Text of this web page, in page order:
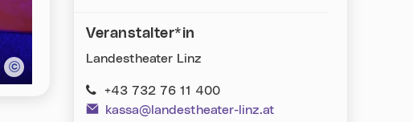
Veranstalter*in
Landestheater Linz
+43 732 76 11 400
kassa@landestheater-linz.at